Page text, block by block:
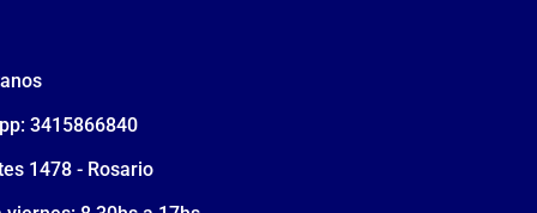
3415866840
1478 - Rosario